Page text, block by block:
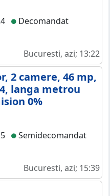
Decomandat
Bucuresti, azi; 13:22
2 camere, 46 mp,
langa metrou
0%
Semidecomandat
Bucuresti, azi; 15:39